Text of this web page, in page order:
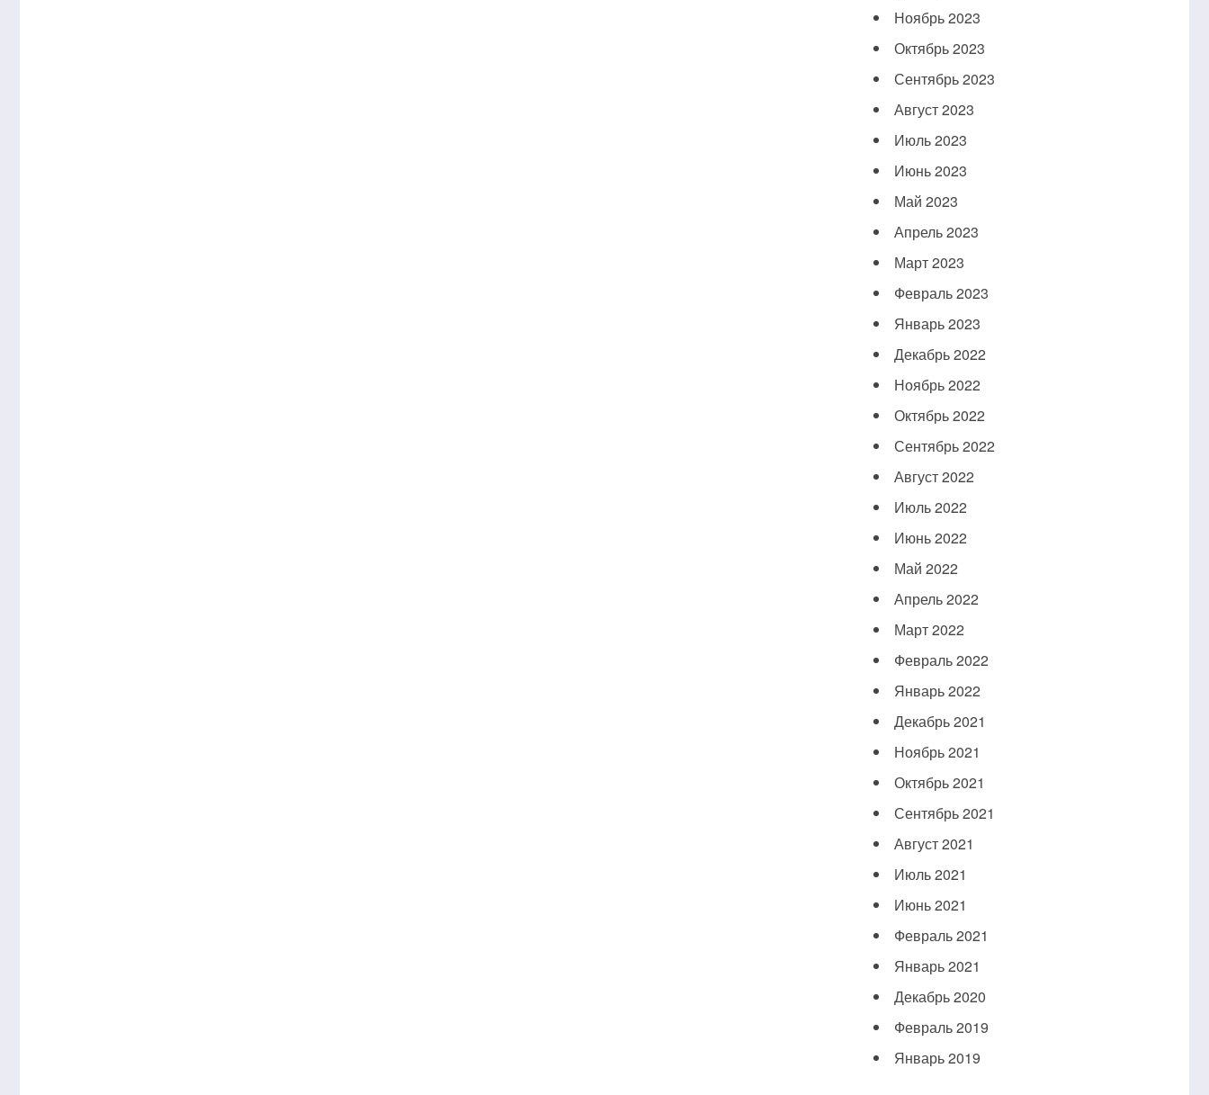
Ноябрь 2023
Октябрь 2023
Сентябрь 2023
Август 2023
Июль 2023
Июнь 2023
Май 2023
Апрель 2023
Март 2023
Февраль 2023
Январь 2023
Декабрь 2022
Ноябрь 2022
Октябрь 2022
Сентябрь 2022
Август 2022
Июль 2022
Июнь 2022
Май 2022
Апрель 2022
Март 2022
Февраль 2022
Январь 2022
Декабрь 2021
Ноябрь 2021
Октябрь 2021
Сентябрь 2021
Август 2021
Июль 2021
Июнь 2021
Февраль 2021
Январь 2021
Декабрь 2020
Февраль 2019
Январь 2019